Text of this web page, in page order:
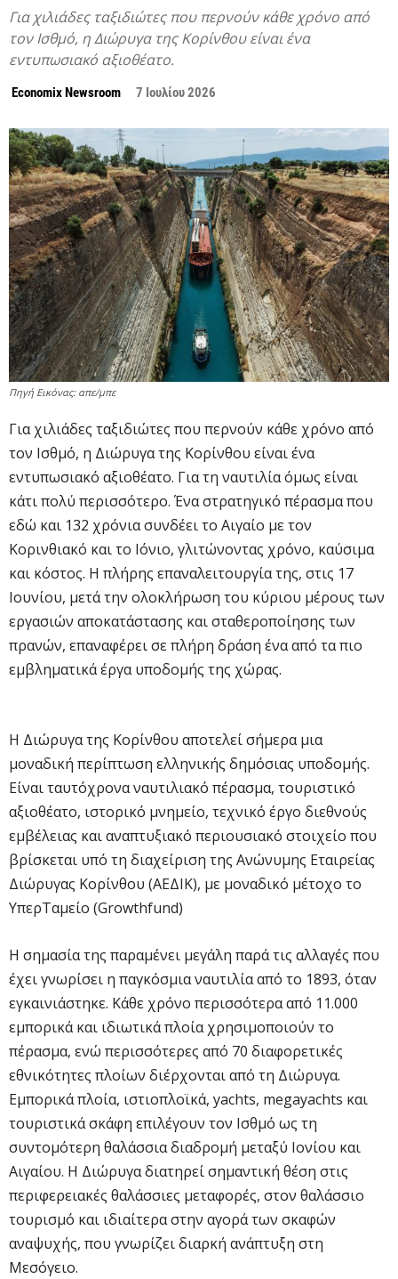
Για χιλιάδες ταξιδιώτες που περνούν κάθε χρόνο από
τον Ισθμό, η Διώρυγα της Κορίνθου είναι ένα
εντυπωσιακό αξιοθέατο.
Economix Newsroom 7 Ιουλίου 2026
Πηγή Εικόνας: απε/μπε
Για χιλιάδες ταξιδιώτες που περνούν κάθε χρόνο από
τον Ισθμό, η Διώρυγα της Κορίνθου είναι ένα
εντυπωσιακό αξιοθέατο. Για τη ναυτιλία όμως είναι
κάτι πολύ περισσότερο. Ένα στρατηγικό πέρασμα που
εδώ και 132 χρόνια συνδέει το Αιγαίο με τον
Κορινθιακό και το Ιόνιο, γλιτώνοντας χρόνο, καύσιμα
και κόστος. Η πλήρης επαναλειτουργία της, στις 17
Ιουνίου, μετά την ολοκλήρωση του κύριου μέρους των
εργασιών αποκατάστασης και σταθεροποίησης των
πρανών, επαναφέρει σε πλήρη δράση ένα από τα πιο
εμβληματικά έργα υποδομής της χώρας.
Η Διώρυγα της Κορίνθου αποτελεί σήμερα μια
μοναδική περίπτωση ελληνικής δημόσιας υποδομής.
Είναι ταυτόχρονα ναυτιλιακό πέρασμα, τουριστικό
αξιοθέατο, ιστορικό μνημείο, τεχνικό έργο διεθνούς
εμβέλειας και αναπτυξιακό περιουσιακό στοιχείο που
βρίσκεται υπό τη διαχείριση της Ανώνυμης Εταιρείας
Διώρυγας Κορίνθου (ΑΕΔΙΚ), με μοναδικό μέτοχο το
ΥπερΤαμείο (Growthfund)
Η σημασία της παραμένει μεγάλη παρά τις αλλαγές που
έχει γνωρίσει η παγκόσμια ναυτιλία από το 1893, όταν
εγκαινιάστηκε. Κάθε χρόνο περισσότερα από 11.000
εμπορικά και ιδιωτικά πλοία χρησιμοποιούν το
πέρασμα, ενώ περισσότερες από 70 διαφορετικές
εθνικότητες πλοίων διέρχονται από τη Διώρυγα.
Εμπορικά πλοία, ιστιοπλοϊκά, yachts, megayachts και
τουριστικά σκάφη επιλέγουν τον Ισθμό ως τη
συντομότερη θαλάσσια διαδρομή μεταξύ Ιονίου και
Αιγαίου. Η Διώρυγα διατηρεί σημαντική θέση στις
περιφερειακές θαλάσσιες μεταφορές, στον θαλάσσιο
τουρισμό και ιδιαίτερα στην αγορά των σκαφών
αναψυχής, που γνωρίζει διαρκή ανάπτυξη στη
Μεσόγειο.